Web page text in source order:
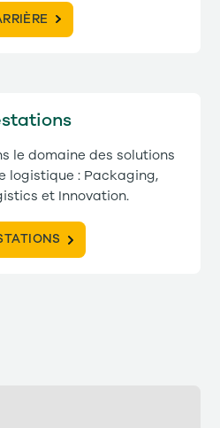
le domaine des solutions
logistique : Packaging,
et Innovation.